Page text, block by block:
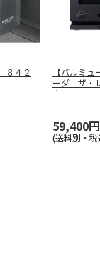
８４２
【バルミ
ーダ ザ・
ク） Ｋ０
59,400円
(送料別・税